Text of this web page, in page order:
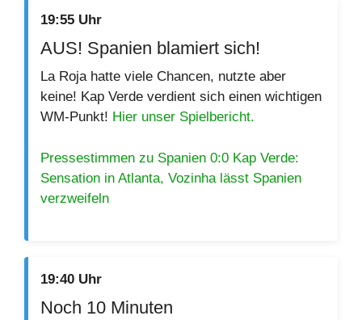
19:55 Uhr
AUS! Spanien blamiert sich!
La Roja hatte viele Chancen, nutzte aber
keine! Kap Verde verdient sich einen wichtigen
WM-Punkt! Hier unser Spielbericht.
Pressestimmen zu Spanien 0:0 Kap Verde:
Sensation in Atlanta, Vozinha lässt Spanien
verzweifeln
19:40 Uhr
Noch 10 Minuten